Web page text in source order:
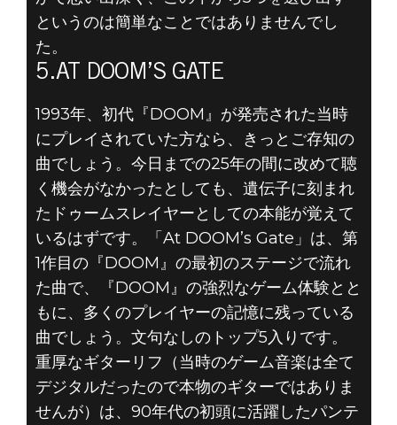
BGM トップ5 -
5.AT DOOM’S
GATE
というのは簡単なことではありませんでし
た。
5.AT DOOM’S GATE
1993年、初代『DOOM』が発売された当時
にプレイされていた方なら、きっとご存知の
曲でしょう。今日までの25年の間に改めて聴
く機会がなかったとしても、遺伝子に刻まれ
たドゥームスレイヤーとしての本能が覚えて
いるはずです。「At DOOM’s Gate」は、第
1作目の『DOOM』の最初のステージで流れ
た曲で、『DOOM』の強烈なゲーム体験とと
もに、多くのプレイヤーの記憶に残っている
曲でしょう。文句なしのトップ5入りです。
重厚なギターリフ（当時のゲーム音楽は全て
デジタルだったので本物のギターではありま
せんが）は、90年代の初頭に活躍したパンテ